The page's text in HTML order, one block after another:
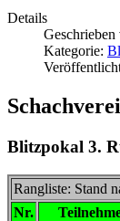
Details
Geschrieben
Kategorie:
Blitzpokal 3.
Rangliste: Stand
Nr.